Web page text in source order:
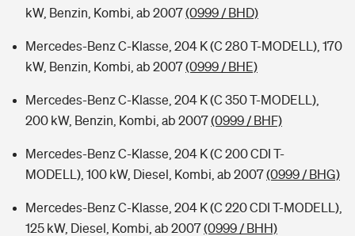
kW, Benzin, Kombi, ab 2007(0999 / BHD)
Mercedes-Benz C-Klasse, 204 K (C 280 T-MODELL), 170
kW, Benzin, Kombi, ab 2007(0999 / BHE)
Mercedes-Benz C-Klasse, 204 K (C 350 T-MODELL),
200 kW, Benzin, Kombi, ab 2007(0999 / BHF)
Mercedes-Benz C-Klasse, 204 K (C 200 CDI T-
MODELL), 100 kW, Diesel, Kombi, ab 2007(0999 / BHG)
Mercedes-Benz C-Klasse, 204 K (C 220 CDI T-MODELL),
125 kW, Diesel, Kombi, ab 2007(0999 / BHH)